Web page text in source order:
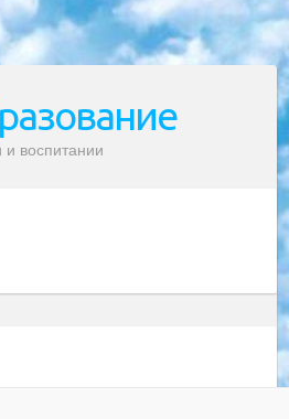
воспитании